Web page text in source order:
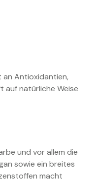
Antioxidantien,
auf natürliche Weise
und vor allem die
sowie ein breites
macht